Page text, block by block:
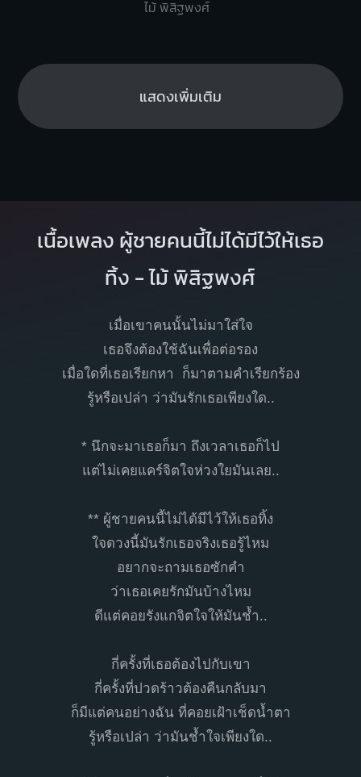
ไม้ พิสิฐพงศ์
แสดงเพิ่มเติม
เนื้อเพลง ผู้ชายคนนี้ไม่ได้มีไว้ให้เธอ
ทิ้ง - ไม้ พิสิฐพงศ์
เมื่อเขาคนนั้นไม่มาใส่ใจ
เธอจึงต้องใช้ฉันเพื่อต่อรอง
เมื่อใดที่เธอเรียกหา ก็มาตามคำเรียกร้อง
รู้หรือเปล่า ว่ามันรักเธอเพียงใด..
* นึกจะมาเธอก็มา ถึงเวลาเธอก็ไป
แต่ไม่เคยแคร์จิตใจห่วงใยมันเลย..
** ผู้ชายคนนี้ไม่ได้มีไว้ให้เธอทิ้ง
ใจดวงนี้มันรักเธอจริงเธอรู้ไหม
อยากจะถามเธอซักคำ
ว่าเธอเคยรักมันบ้างไหม
ดีแต่คอยรังแกจิตใจให้มันช้ำ..
กี่ครั้งที่เธอต้องไปกับเขา
กี่ครั้งที่ปวดร้าวต้องคืนกลับมา
ก็มีแต่คนอย่างฉัน ที่คอยเฝ้าเช็ดน้ำตา
รู้หรือเปล่า ว่ามันช้ำใจเพียงใด..